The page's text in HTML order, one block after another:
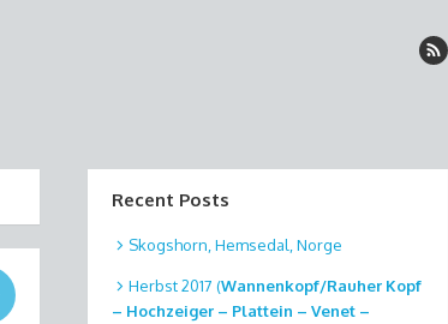
Recent Posts
Skogshorn, Hemsedal, Norge
Herbst 2017 (Wannenkopf/Rauher Kopf
– Hochzeiger – Plattein – Venet –